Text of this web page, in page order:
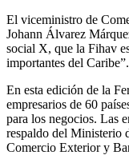
El viceministro de
Johann Álvarez
social X, que la Fihav
importantes del Caribe”.
En esta edición de la
empresarios de 60
para los negocios. Las
respaldo del Ministerio
Comercio Exterior y